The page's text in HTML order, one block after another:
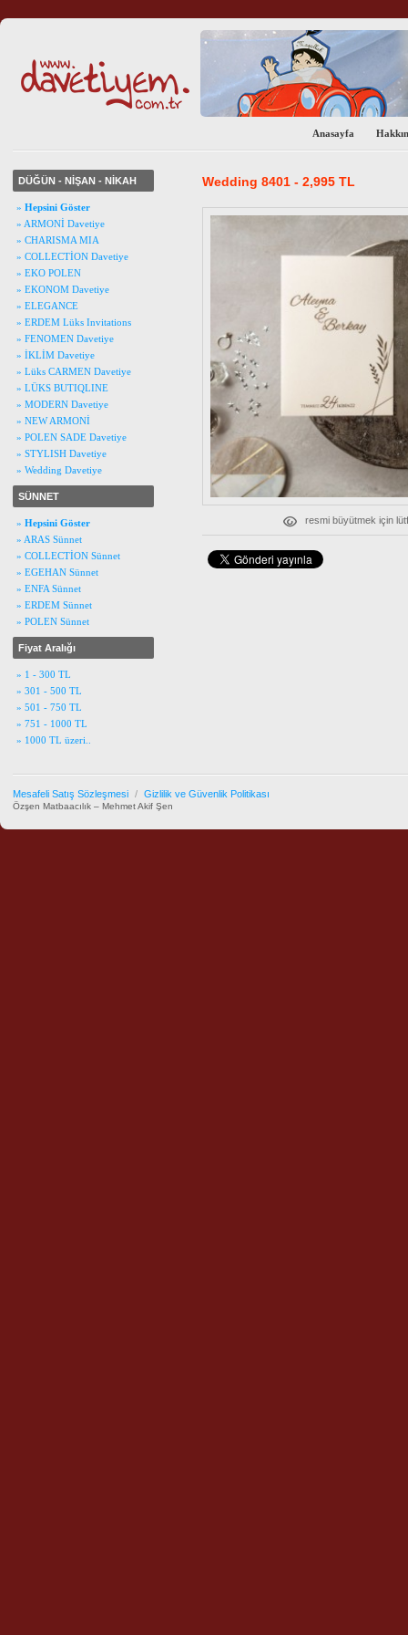
Anasayfa
DÜĞÜN - NİŞAN - NİKAH
» Hepsini Göster
» ARMONİ Davetiye
» CHARISMA MIA
» COLLECTİON Davetiye
» EKO POLEN
» EKONOM Davetiye
» ELEGANCE
» ERDEM Lüks Invitations
» FENOMEN Davetiye
» İKLİM Davetiye
» Lüks CARMEN Davetiye
» LÜKS BUTIQLINE
» MODERN Davetiye
» NEW ARMONİ
» POLEN SADE Davetiye
» STYLISH Davetiye
» Wedding Davetiye
SÜNNET
» Hepsini Göster
» ARAS Sünnet
» COLLECTİON Sünnet
» EGEHAN Sünnet
» ENFA Sünnet
» ERDEM Sünnet
» POLEN Sünnet
Fiyat Aralığı
» 1 - 300 TL
» 301 - 500 TL
» 501 - 750 TL
» 751 - 1000 TL
» 1000 TL üzeri..
Wedding 8401 - 2,995 TL
resmi büyütmek için
Mesafeli Satış Sözleşmesi / Gizlilik ve Güvenlik Politikası
Özşen Matbaacılık – Mehmet Akif Şen